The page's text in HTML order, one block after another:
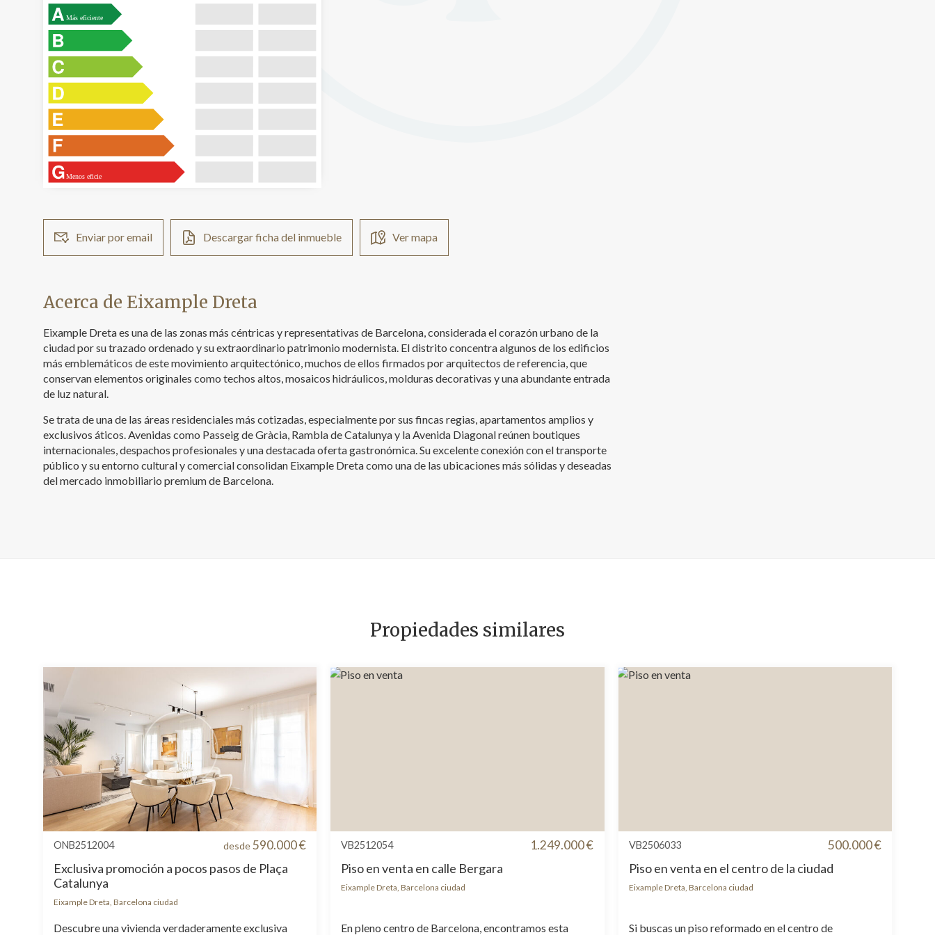
Más eficiente
Menos eficie
Enviar por email Descargar ficha del inmueble Ver mapa
Acerca de Eixample Dreta
Eixample Dreta es una de las zonas más céntricas y representativas de Barcelona, considerada el corazón urbano de la
ciudad por su trazado ordenado y su extraordinario patrimonio modernista. El distrito concentra algunos de los edificios
más emblemáticos de este movimiento arquitectónico, muchos de ellos firmados por arquitectos de referencia, que
conservan elementos originales como techos altos, mosaicos hidráulicos, molduras decorativas y una abundante entrada
de luz natural.
Se trata de una de las áreas residenciales más cotizadas, especialmente por sus fincas regias, apartamentos amplios y
exclusivos áticos. Avenidas como Passeig de Gràcia, Rambla de Catalunya y la Avenida Diagonal reúnen boutiques
internacionales, despachos profesionales y una destacada oferta gastronómica. Su excelente conexión con el transporte
público y su entorno cultural y comercial consolidan Eixample Dreta como una de las ubicaciones más sólidas y deseadas
del mercado inmobiliario premium de Barcelona.
Propiedades similares
ONB2512004 desde590.000 €
Exclusiva promoción a pocos pasos de Plaça
Catalunya
Eixample Dreta, Barcelona ciudad
Descubre una vivienda verdaderamente exclusiva
VB2512054 1.249.000 €
Piso en venta en calle Bergara
Eixample Dreta, Barcelona ciudad
En pleno centro de Barcelona, encontramos esta
VB2506033 500.000 €
Piso en venta en el centro de la ciudad
Eixample Dreta, Barcelona ciudad
Si buscas un piso reformado en el centro de